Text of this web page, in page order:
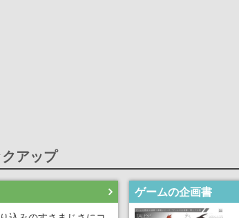
アップ
ゲームの企画書